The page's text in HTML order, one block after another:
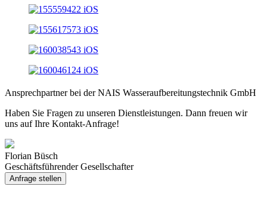
Ansprechpartner bei der NAIS Wasseraufbereitungstechnik GmbH
Haben Sie Fragen zu unseren Dienstleistungen. Dann freuen wir
uns auf Ihre Kontakt-Anfrage!
Florian Büsch
Geschäftsführender Gesellschafter
Anfrage stellen